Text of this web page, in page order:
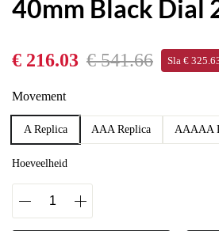
40mm Black Dial
€ 216.03 € 541.66 Sla €
Movement
A Replica AAA Replica AAAAA
Hoeveelheid